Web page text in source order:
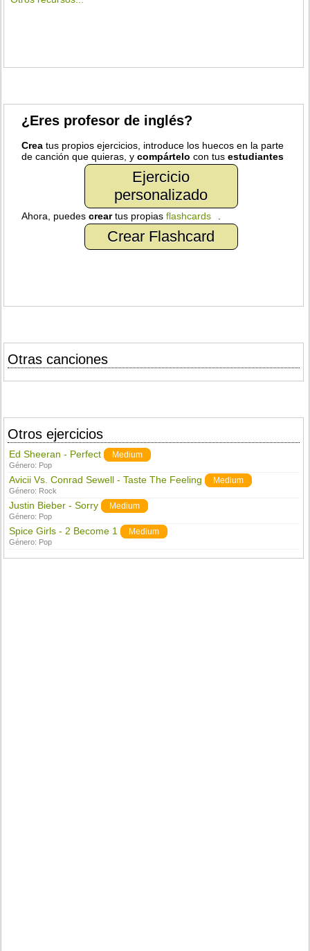
¿Eres profesor de inglés?
Crea tus propios ejercicios, introduce los huecos en la parte
de canción que quieras, ycompártelo con tusestudiantes
Ejercicio
personalizado
Ahora, puedescreartus propiasflashcards
Crear Flashcard
Otras canciones
Otros ejercicios
Ed Sheeran - Perfect Medium
Género: Pop
Avicii Vs. Conrad Sewell - Taste The Feeling Medium
Género: Rock
Justin Bieber - Sorry Medium
Género: Pop
Spice Girls - 2 Become 1 Medium
Género: Pop